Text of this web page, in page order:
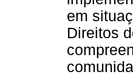
em
Direitos